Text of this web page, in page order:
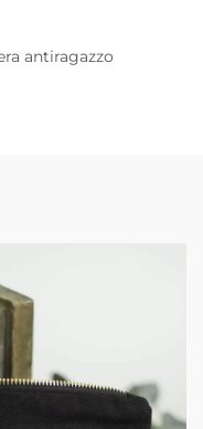
antiragazzo